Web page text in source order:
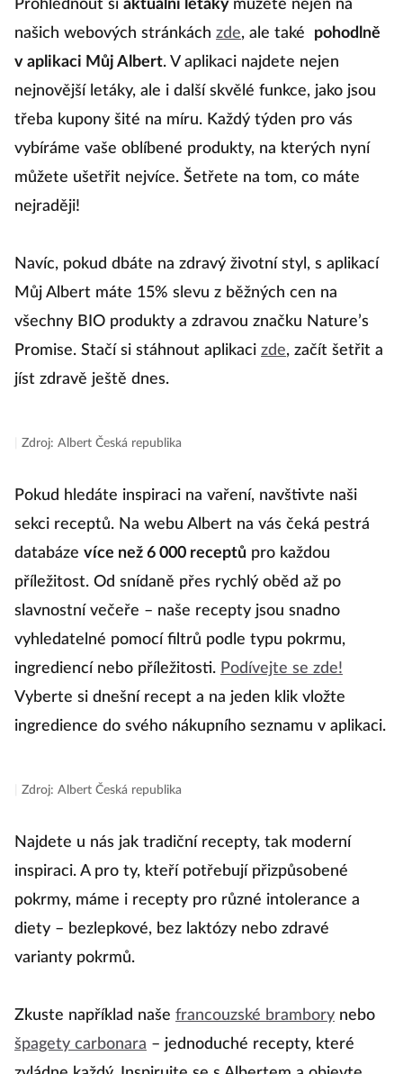
Prohlédnout si aktuální letáky můžete nejen na
našich webových stránkách zde, ale také
pohodlně
v aplikaci Můj Albert. V aplikaci najdete nejen
nejnovější letáky, ale i další skvělé funkce, jako jsou
třeba kupony šité na míru. Každý týden pro vás
vybíráme vaše oblíbené produkty, na kterých nyní
můžete ušetřit nejvíce. Šetřete na tom, co máte
nejraději!
Navíc, pokud dbáte na zdravý životní styl, s aplikací
Můj Albert máte 15% slevu z běžných cen na
všechny BIO produkty a zdravou značku Nature’s
Promise. Stačí si stáhnout aplikaci zde, začít šetřit a
jíst zdravě ještě dnes.
Zdroj: Albert Česká republika
Pokud hledáte inspiraci na vaření, navštivte naši
sekci receptů. Na webu Albert na vás čeká pestrá
databáze více než 6 000 receptů pro každou
příležitost. Od snídaně přes rychlý oběd až po
slavnostní večeře – naše recepty jsou snadno
vyhledatelné pomocí filtrů podle typu pokrmu,
ingrediencí nebo příležitosti. Podívejte se zde!
Vyberte si dnešní recept a na jeden klik vložte
ingredience do svého nákupního seznamu v aplikaci.
Zdroj: Albert Česká republika
Najdete u nás jak tradiční recepty, tak moderní
inspiraci. A pro ty, kteří potřebují přizpůsobené
pokrmy, máme i recepty pro různé intolerance a
diety – bezlepkové, bez laktózy nebo zdravé
varianty pokrmů.
Zkuste například naše francouzské brambory nebo
špagety carbonara – jednoduché recepty, které